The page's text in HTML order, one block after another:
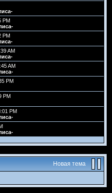
PM
PM
AM
AM
PM
PM
PM
Новая тема